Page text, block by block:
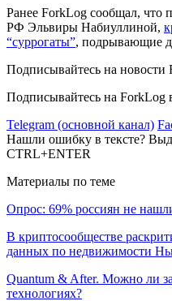
Ранее ForkLog сообщал, что
РФ Эльвиры Набиуллиной,
“суррогаты”, подрывающие
Подписывайтесь на новости
Подписывайтесь на ForkLog
Telegram (основной канал)
Нашли ошибку в тексте?
CTRL+ENTER
Материалы по теме
Опрос: 69% россиян не
В криптосообществе
данных по недвижимости
Quantum & After. Можно ли
технологиях?